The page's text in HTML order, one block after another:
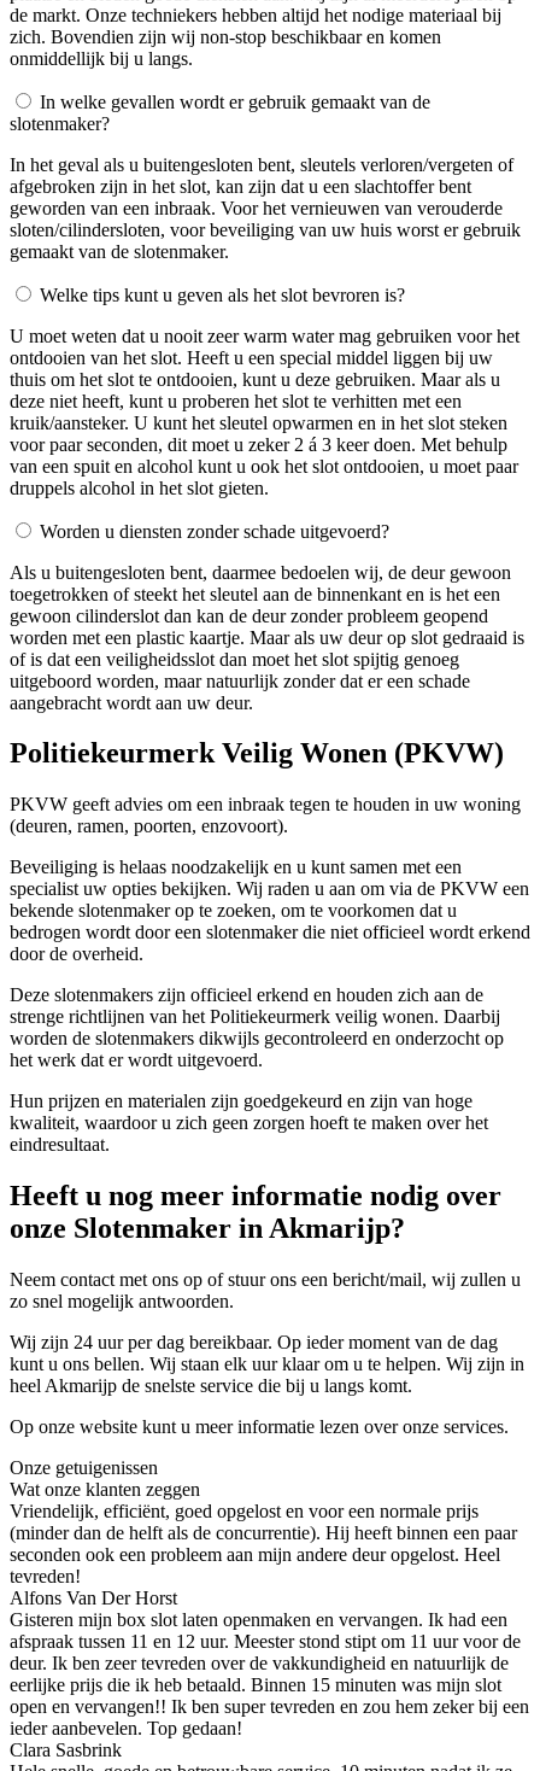
de markt. Onze techniekers hebben altijd het nodige materiaal bij
zich. Bovendien zijn wij non-stop beschikbaar en komen
onmiddellijk bij u langs.
In welke gevallen wordt er gebruik gemaakt van de
slotenmaker?
In het geval als u buitengesloten bent, sleutels verloren/vergeten of
afgebroken zijn in het slot, kan zijn dat u een slachtoffer bent
geworden van een inbraak. Voor het vernieuwen van verouderde
sloten/cilindersloten, voor beveiliging van uw huis worst er gebruik
gemaakt van de slotenmaker.
Welke tips kunt u geven als het slot bevroren is?
U moet weten dat u nooit zeer warm water mag gebruiken voor het
ontdooien van het slot. Heeft u een special middel liggen bij uw
thuis om het slot te ontdooien, kunt u deze gebruiken. Maar als u
deze niet heeft, kunt u proberen het slot te verhitten met een
kruik/aansteker. U kunt het sleutel opwarmen en in het slot steken
voor paar seconden, dit moet u zeker 2 á 3 keer doen. Met behulp
van een spuit en alcohol kunt u ook het slot ontdooien, u moet paar
druppels alcohol in het slot gieten.
Worden u diensten zonder schade uitgevoerd?
Als u buitengesloten bent, daarmee bedoelen wij, de deur gewoon
toegetrokken of steekt het sleutel aan de binnenkant en is het een
gewoon cilinderslot dan kan de deur zonder probleem geopend
worden met een plastic kaartje. Maar als uw deur op slot gedraaid is
of is dat een veiligheidsslot dan moet het slot spijtig genoeg
uitgeboord worden, maar natuurlijk zonder dat er een schade
aangebracht wordt aan uw deur.
Politiekeurmerk Veilig Wonen (PKVW)
PKVW geeft advies om een inbraak tegen te houden in uw woning
(deuren, ramen, poorten, enzovoort).
Beveiliging is helaas noodzakelijk en u kunt samen met een
specialist uw opties bekijken. Wij raden u aan om via de PKVW een
bekende slotenmaker op te zoeken, om te voorkomen dat u
bedrogen wordt door een slotenmaker die niet officieel wordt erkend
door de overheid.
Deze slotenmakers zijn officieel erkend en houden zich aan de
strenge richtlijnen van het Politiekeurmerk veilig wonen. Daarbij
worden de slotenmakers dikwijls gecontroleerd en onderzocht op
het werk dat er wordt uitgevoerd.
Hun prijzen en materialen zijn goedgekeurd en zijn van hoge
kwaliteit, waardoor u zich geen zorgen hoeft te maken over het
eindresultaat.
Heeft u nog meer informatie nodig over
onze Slotenmaker in Akmarijp?
Neem contact met ons op of stuur ons een bericht/mail, wij zullen u
zo snel mogelijk antwoorden.
Wij zijn 24 uur per dag bereikbaar. Op ieder moment van de dag
kunt u ons bellen. Wij staan elk uur klaar om u te helpen. Wij zijn in
heel Akmarijp de snelste service die bij u langs komt.
Op onze website kunt u meer informatie lezen over onze services.
Onze getuigenissen
Wat onze klanten zeggen
Vriendelijk, efficiënt, goed opgelost en voor een normale prijs
(minder dan de helft als de concurrentie). Hij heeft binnen een paar
seconden ook een probleem aan mijn andere deur opgelost. Heel
tevreden!
Alfons Van Der Horst
Gisteren mijn box slot laten openmaken en vervangen. Ik had een
afspraak tussen 11 en 12 uur. Meester stond stipt om 11 uur voor de
deur. Ik ben zeer tevreden over de vakkundigheid en natuurlijk de
eerlijke prijs die ik heb betaald. Binnen 15 minuten was mijn slot
open en vervangen!! Ik ben super tevreden en zou hem zeker bij een
ieder aanbevelen. Top gedaan!
Clara Sasbrink